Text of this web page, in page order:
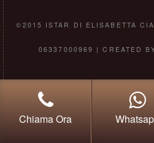
©2015 ISTAR DI ELISABETTA
06337000969 | CREATED
Chiama Ora